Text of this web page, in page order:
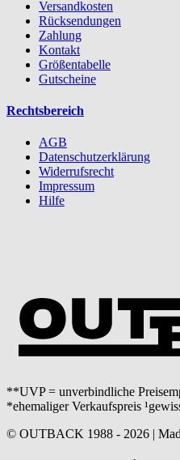
Versandkosten
Rücksendungen
Zahlung
Kontakt
Größentabelle
Gutscheine
Rechtsbereich
AGB
Datenschutzerklärung
Widerrufsrecht
Impressum
Hilfe
**UVP = unverbindliche
*ehemaliger Verkaufspreis
© OUTBACK 1988 - 2026 |